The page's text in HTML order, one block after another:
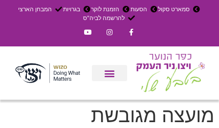
סמארט סקול הסעות הזמנת לוקר בגרויות
המבחן הארצי
להרשמה לביה"ס
מועצה מגובשת